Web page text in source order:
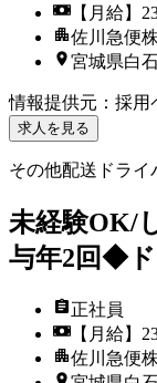
【月給】
佐川急便
宮城県白
情報提供元 ： 採用
求人を見る
その他配送ドライ
未経験OK/
与年2回◆
正社員
【月給】
佐川急便